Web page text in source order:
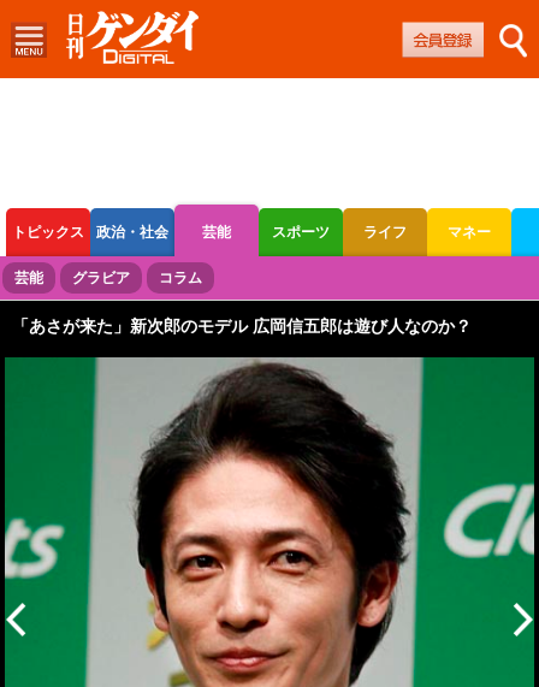
トピックス 政治・社会 芸能 スポーツ ライフ マネー
ボートレース 競輪 オートレース
芸能 グラビア コラム
「あさが来た」新次郎のモデル 広岡信五郎は遊び人なのか？